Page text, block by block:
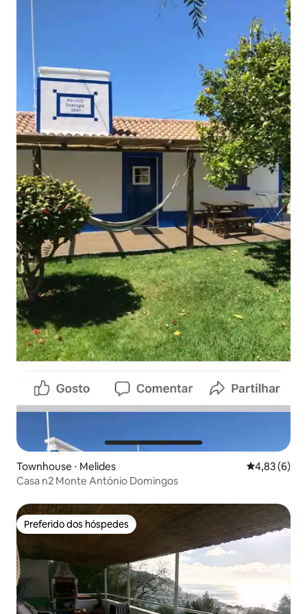
Townhouse ⋅ Melides 4,83 de uma
4,83 (6)
Casa n2 Monte António Domingos
Preferido dos hóspedes
Preferido dos hóspedes